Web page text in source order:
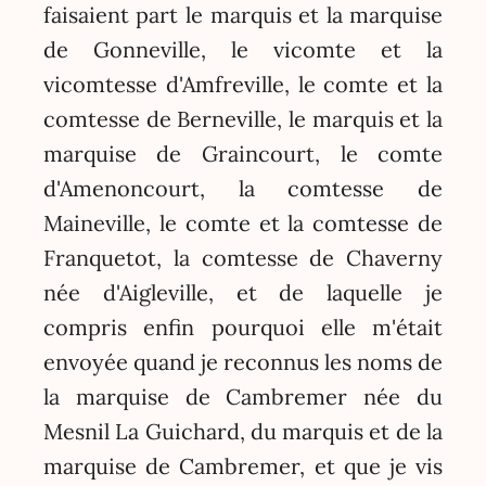
faisaient part le marquis et la marquise
de Gonneville, le vicomte et la
vicomtesse d'Amfreville, le comte et la
comtesse de Berneville, le marquis et la
marquise de Graincourt, le comte
d'Amenoncourt, la comtesse de
Maineville, le comte et la comtesse de
Franquetot, la comtesse de Chaverny
née d'Aigleville, et de laquelle je
compris enfin pourquoi elle m'était
envoyée quand je reconnus les noms de
la marquise de Cambremer née du
Mesnil La Guichard, du marquis et de la
marquise de Cambremer, et que je vis